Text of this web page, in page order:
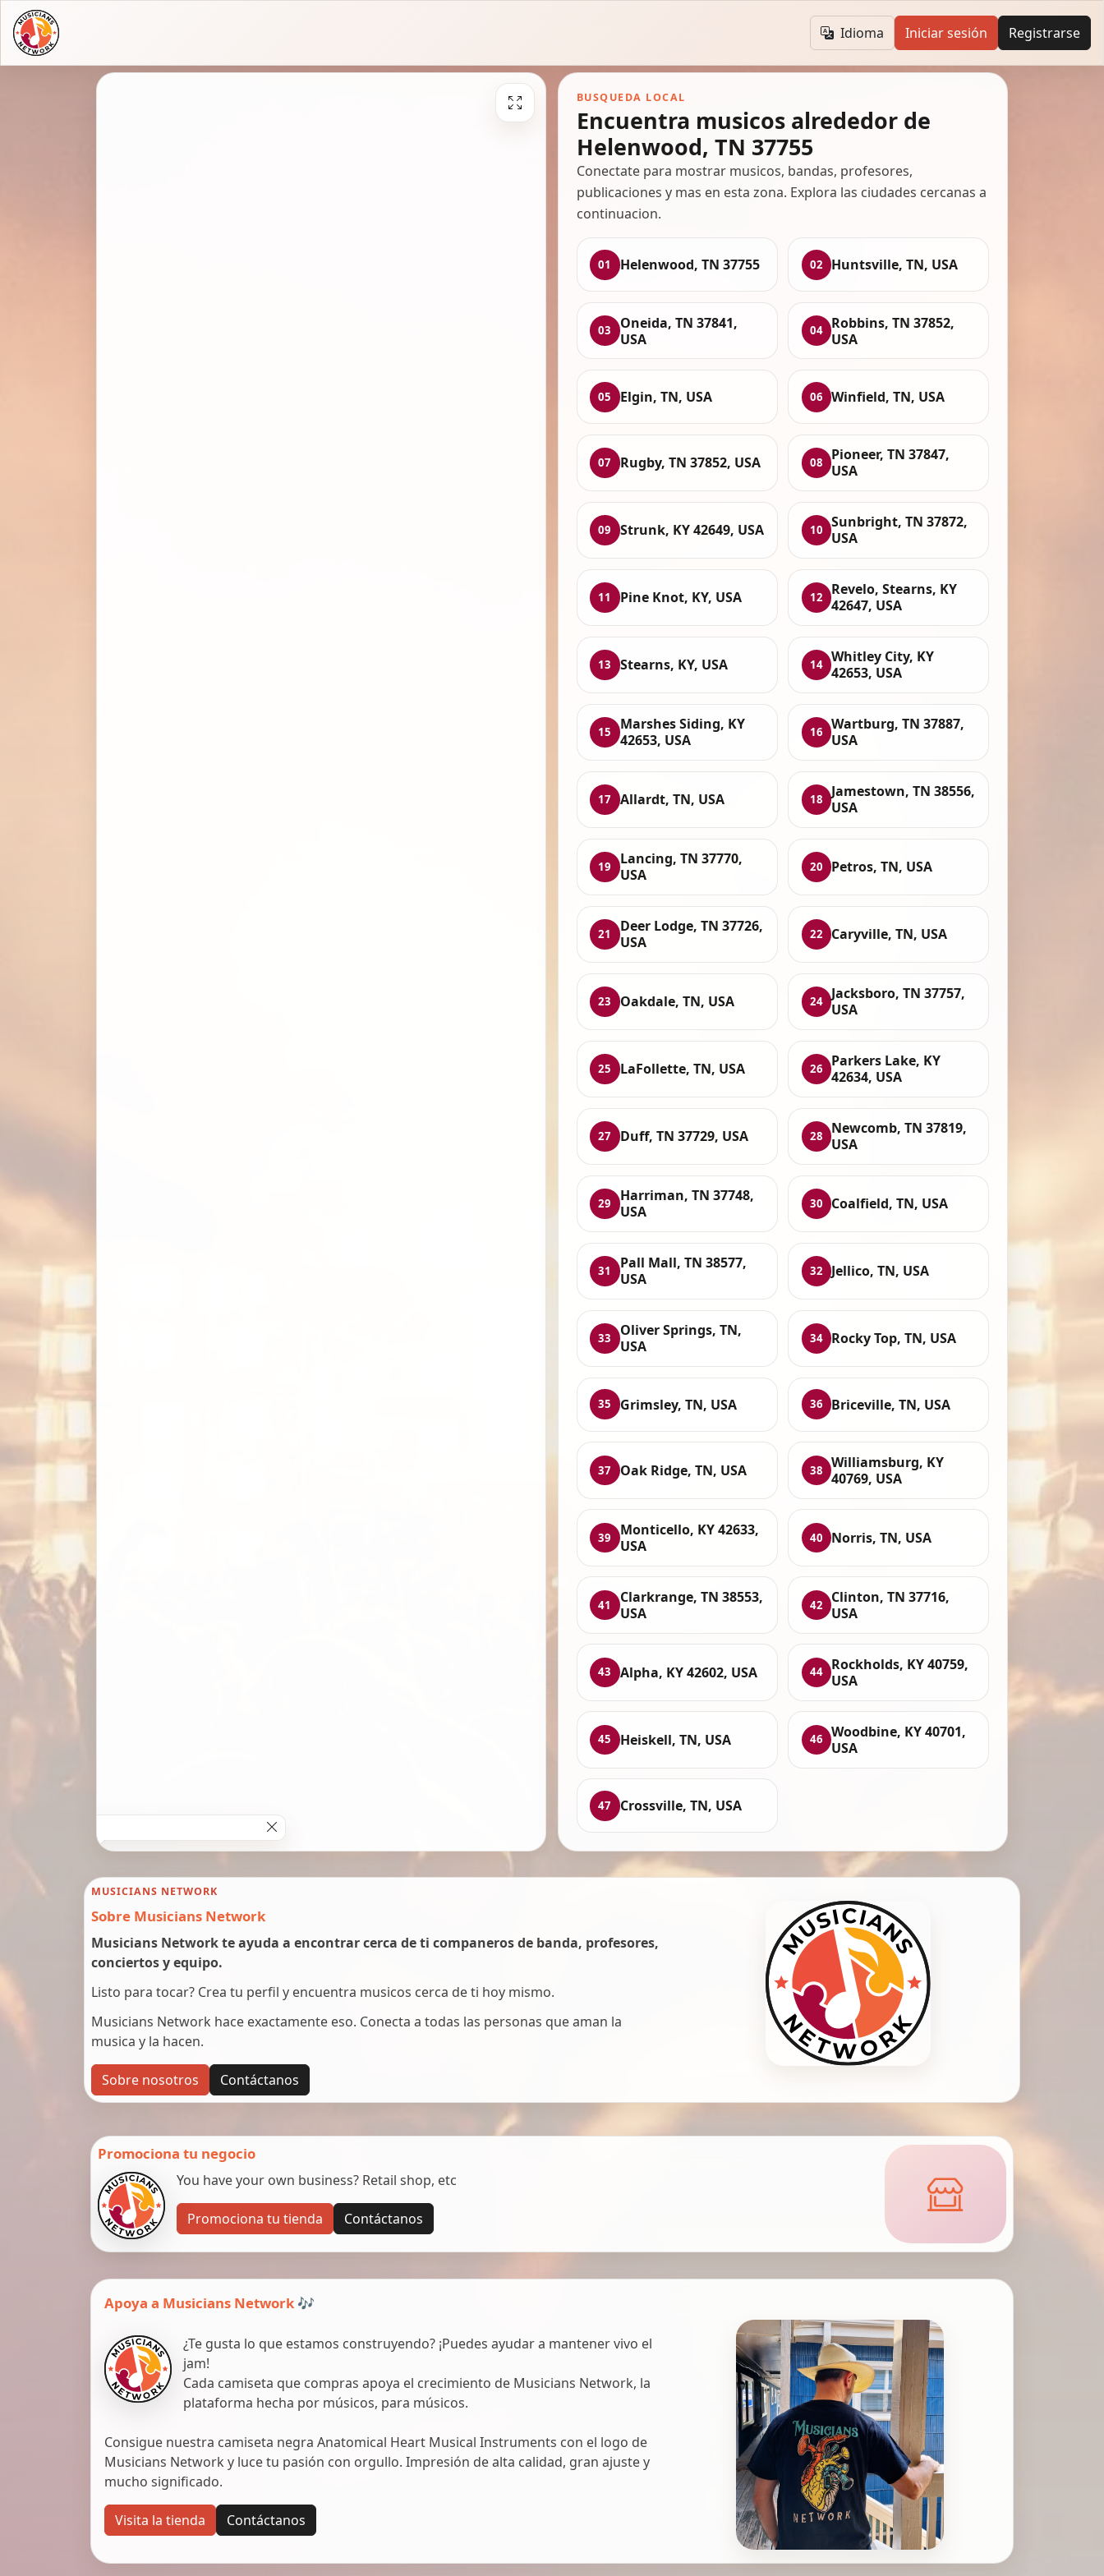
Idioma Iniciar sesión Registrarse
BUSQUEDA LOCAL
Encuentra musicos alrededor de
Helenwood, TN 37755
Conectate para mostrar musicos, bandas, profesores,
publicaciones y mas en esta zona. Explora las ciudades cercanas a
continuacion.
01 Helenwood, TN 37755 02 Huntsville, TN, USA
03
Oneida, TN 37841,
USA
04
Robbins, TN 37852,
USA
05 Elgin, TN, USA 06 Winfield, TN, USA
07 Rugby, TN 37852, USA 08
Pioneer, TN 37847,
USA
09 Strunk, KY 42649, USA 10
Sunbright, TN 37872,
USA
11 Pine Knot, KY, USA 12
Revelo, Stearns, KY
42647, USA
13 Stearns, KY, USA 14 Whitley City, KY
42653, USA
15
Marshes Siding, KY
42653, USA
16
Wartburg, TN 37887,
USA
17 Allardt, TN, USA 18
Jamestown, TN 38556,
USA
19
Lancing, TN 37770,
USA
20 Petros, TN, USA
21
Deer Lodge, TN 37726,
USA
22 Caryville, TN, USA
23 Oakdale, TN, USA 24
Jacksboro, TN 37757,
USA
25 LaFollette, TN, USA 26
Parkers Lake, KY
42634, USA
27 Duff, TN 37729, USA 28
Newcomb, TN 37819,
USA
29
Harriman, TN 37748,
USA
30 Coalfield, TN, USA
31
Pall Mall, TN 38577,
USA
32 Jellico, TN, USA
33
Oliver Springs, TN,
USA
34 Rocky Top, TN, USA
35 Grimsley, TN, USA 36 Briceville, TN, USA
37 Oak Ridge, TN, USA 38
Williamsburg, KY
40769, USA
39
Monticello, KY 42633,
USA
40 Norris, TN, USA
41
Clarkrange, TN 38553,
USA
42
Clinton, TN 37716,
USA
43 Alpha, KY 42602, USA 44
Rockholds, KY 40759,
USA
45 Heiskell, TN, USA 46
Woodbine, KY 40701,
USA
47 Crossville, TN, USA
MUSICIANS NETWORK
Sobre Musicians Network
Musicians Network te ayuda a encontrar cerca de ti companeros de banda, profesores,
conciertos y equipo.
Listo para tocar? Crea tu perfil y encuentra musicos cerca de ti hoy mismo.
Musicians Network hace exactamente eso. Conecta a todas las personas que aman la
musica y la hacen.
Sobre nosotros Contáctanos
Promociona tu negocio
You have your own business? Retail shop, etc
Promociona tu tienda Contáctanos
Apoya a Musicians Network 🎶
¿Te gusta lo que estamos construyendo? ¡Puedes ayudar a mantener vivo el
jam!
Cada camiseta que compras apoya el crecimiento de Musicians Network, la
plataforma hecha por músicos, para músicos.
Consigue nuestra camiseta negra Anatomical Heart Musical Instruments con el logo de
Musicians Network y luce tu pasión con orgullo. Impresión de alta calidad, gran ajuste y
mucho significado.
Visita la tienda Contáctanos